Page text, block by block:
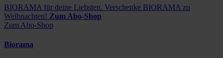
BIORAMA für deine Liebsten. Verschenke BIORAMA zu
Weihnachten! Zum Abo-Shop
Zum Abo-Shop
Biorama